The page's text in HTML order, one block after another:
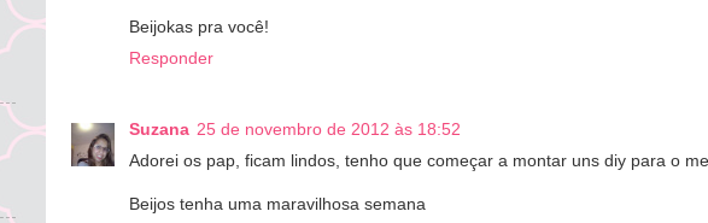
Beijokas pra você!
Responder
Suzana 25 de novembro de 2012 às 18:52
Adorei os pap, ficam lindos, tenho que começar a montar uns diy para o
Beijos tenha uma maravilhosa semana